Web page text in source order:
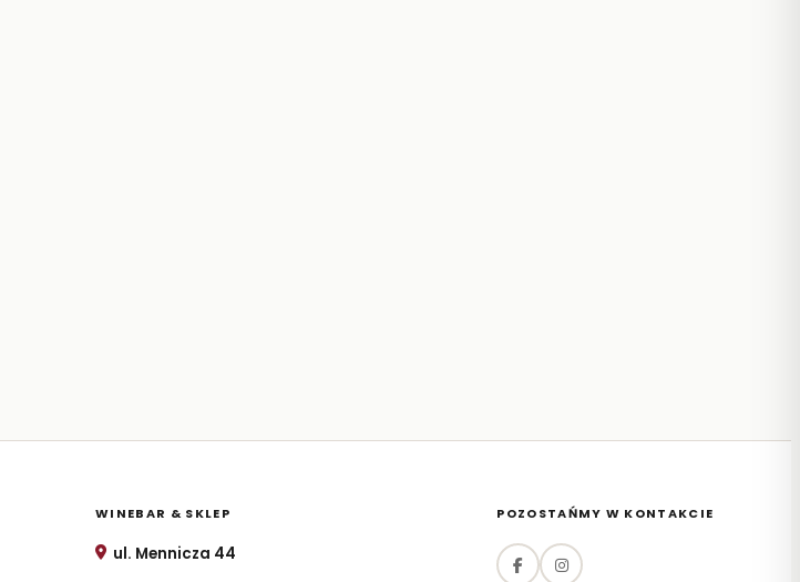
WINEBAR & SKLEP
ul. Mennicza 44
POZOSTAŃMY W KONTAKCIE